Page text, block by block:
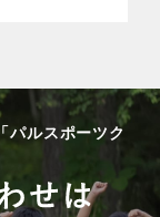
パルスポーツク